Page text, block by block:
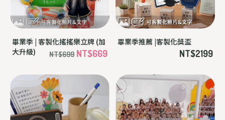
畢業季 | 客製化搖搖樂立牌 (加
大升級)
NT$699 NT$669
畢業季推薦 |客製化獎盃
NT$2199